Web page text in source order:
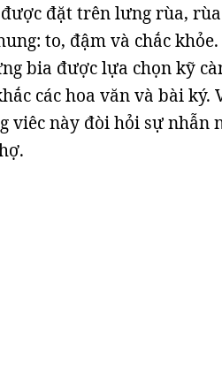
đặt trên lưng rùa, rùa
to, đậm và chắc khỏe.
bia được lựa chọn kỹ
các hoa văn và bài ký.
viêc này đòi hỏi sự nhẫn